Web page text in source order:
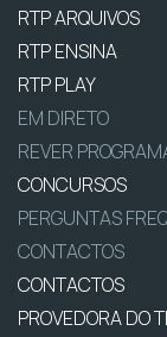
RTP ARQUIVOS
RTP ENSINA
RTP PLAY
EM DIRETO
REVER
CONCURSOS
PERGUNTAS
CONTACTOS
CONTACTOS
PROVEDORA DO